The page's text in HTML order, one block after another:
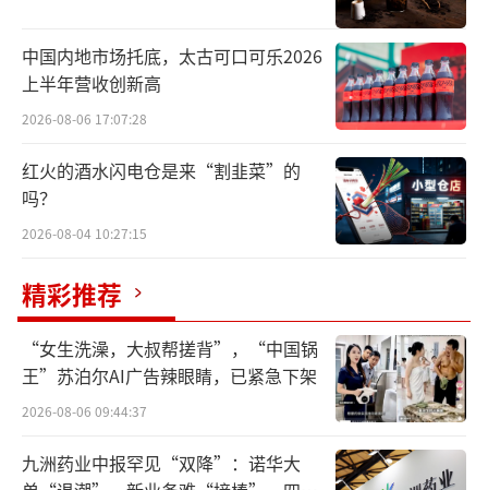
不过，就行业来看从零跑、哪吒和岚图，
到正在规划纯电增程产品的阿维塔和智己，从
纯电专项增程的品牌日渐变多，甚至连此前坚
决反对增程的小鹏汽车CEO何小鹏，也首度松
口称，对小鹏来说应该思考在增程领域中下一
中国内地市场托底，太古可口可乐2026
上半年营收创新高
2026-08-06 17:07:28
红火的酒水闪电仓是来“割韭菜”的
吗？
2026-08-04 10:27:15
精彩推荐
“女生洗澡，大叔帮搓背”，“中国锅
王”苏泊尔AI广告辣眼睛，已紧急下架
2026-08-06 09:44:37
九洲药业中报罕见“双降”：诺华大